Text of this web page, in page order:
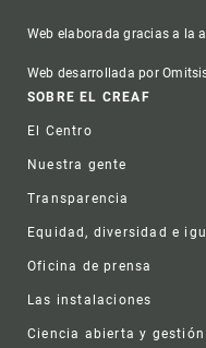
Web elaborada gracias a la
Web desarrollada por
Footer
SOBRE EL CREAF
El Centro
Nuestra gente
Transparencia
Equidad, diversidad e
Oficina de prensa
Las instalaciones
Ciencia abierta y